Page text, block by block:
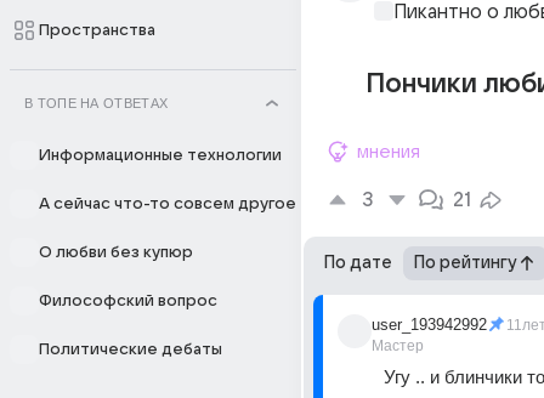
Пространства
В ТОПЕ НА ОТВЕТАХ
Информационные технологии
А сейчас что-то совсем другое
О любви без купюр
Философский вопрос
Политические дебаты
Пикантно о
Пончики
мнения
3 21
По дате По рейтингу
user_193942992
Мастер
Угу .. и блинчики